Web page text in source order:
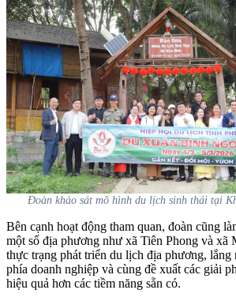
Đoàn khảo sát mô hình du lịch sinh thái tại
Bên cạnh hoạt động tham quan, đoàn cũng
một số địa phương như xã Tiên Phong và xã
thực trạng phát triển du lịch địa phương, lắng
phía doanh nghiệp và cùng đề xuất các giải
hiệu quả hơn các tiềm năng sẵn có.